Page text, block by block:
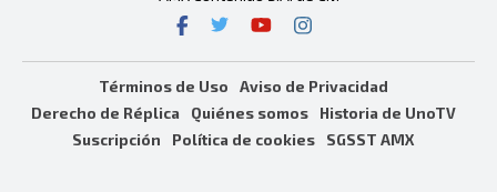
Términos de Uso
Aviso de Privacidad
Derecho de Réplica
Quiénes somos
Historia de UnoTV
Suscripción
Política de cookies SGSST AMX